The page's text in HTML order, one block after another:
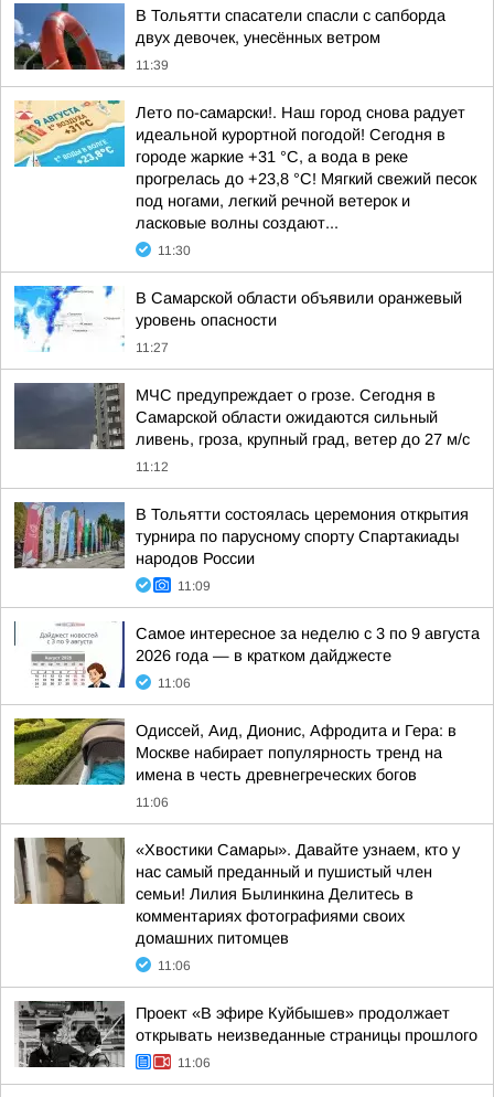
В Тольятти спасатели спасли с сапборда
двух девочек, унесённых ветром
11:39
Лето по-самарски!. Наш город снова радует
идеальной курортной погодой! Сегодня в
городе жаркие +31 °C, а вода в реке
прогрелась до +23,8 °C! Мягкий свежий песок
под ногами, легкий речной ветерок и
ласковые волны создают...
11:30
В Самарской области объявили оранжевый
уровень опасности
11:27
МЧС предупреждает о грозе. Сегодня в
Самарской области ожидаются сильный
ливень, гроза, крупный град, ветер до 27 м/с
11:12
В Тольятти состоялась церемония открытия
турнира по парусному спорту Спартакиады
народов России
11:09
Самое интересное за неделю с 3 по 9 августа
2026 года — в кратком дайджесте
11:06
Одиссей, Аид, Дионис, Афродита и Гера: в
Москве набирает популярность тренд на
имена в честь древнегреческих богов
11:06
«Хвостики Самары». Давайте узнаем, кто у
нас самый преданный и пушистый член
семьи! Лилия Былинкина Делитесь в
комментариях фотографиями своих
домашних питомцев
11:06
Проект «В эфире Куйбышев» продолжает
открывать неизведанные страницы прошлого
11:06